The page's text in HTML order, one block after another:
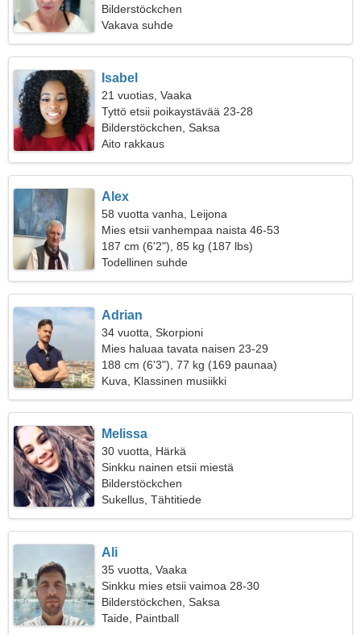
Bilderstöckchen
Vakava suhde
Isabel
21 vuotias, Vaaka
Tyttö etsii poikaystävää 23-28
Bilderstöckchen, Saksa
Aito rakkaus
Alex
58 vuotta vanha, Leijona
Mies etsii vanhempaa naista 46-53
187 cm (6'2"), 85 kg (187 lbs)
Todellinen suhde
Adrian
34 vuotta, Skorpioni
Mies haluaa tavata naisen 23-29
188 cm (6'3"), 77 kg (169 paunaa)
Kuva, Klassinen musiikki
Melissa
30 vuotta, Härkä
Sinkku nainen etsii miestä
Bilderstöckchen
Sukellus, Tähtitiede
Ali
35 vuotta, Vaaka
Sinkku mies etsii vaimoa 28-30
Bilderstöckchen, Saksa
Taide, Paintball